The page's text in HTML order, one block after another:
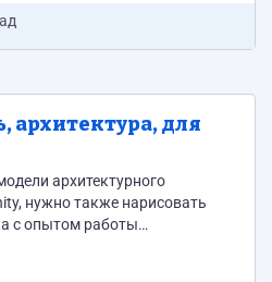
архитектура, для
архитектурного
нужно также нарисовать
с опытом работы
Unreal Engine.